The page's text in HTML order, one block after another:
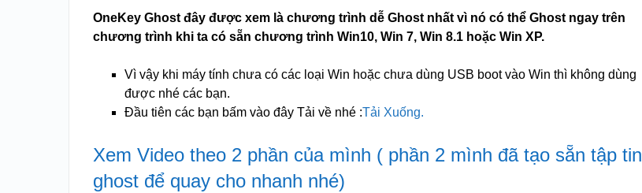
OneKey Ghost đây được xem là chương trình dễ Ghost nhất vì nó có thể Ghost ngay trên
chương trình khi ta có sẵn chương trình Win10, Win 7, Win 8.1 hoặc Win XP.
Vì vậy khi máy tính chưa có các loại Win hoặc chưa dùng USB boot vào Win thì không dùng
được nhé các bạn.
Đầu tiên các bạn bấm vào đây Tải về nhé :Tải Xuống.
Xem Video theo 2 phần của mình ( phần 2 mình đã tạo sẵn tập tin
ghost để quay cho nhanh nhé)